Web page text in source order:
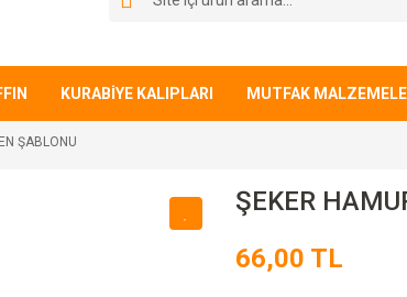
KURABİYE KALIPLARI MUTFAK
ŞABLONU
ŞEKER
66,00 TL